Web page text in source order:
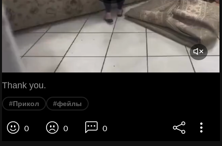
Thank you.
#Прикол #фейлы
0 0 0